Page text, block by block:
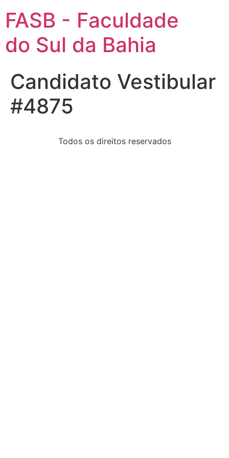
FASB - Faculdade
do Sul da Bahia
Candidato Vestibular
#4875
Todos os direitos reservados